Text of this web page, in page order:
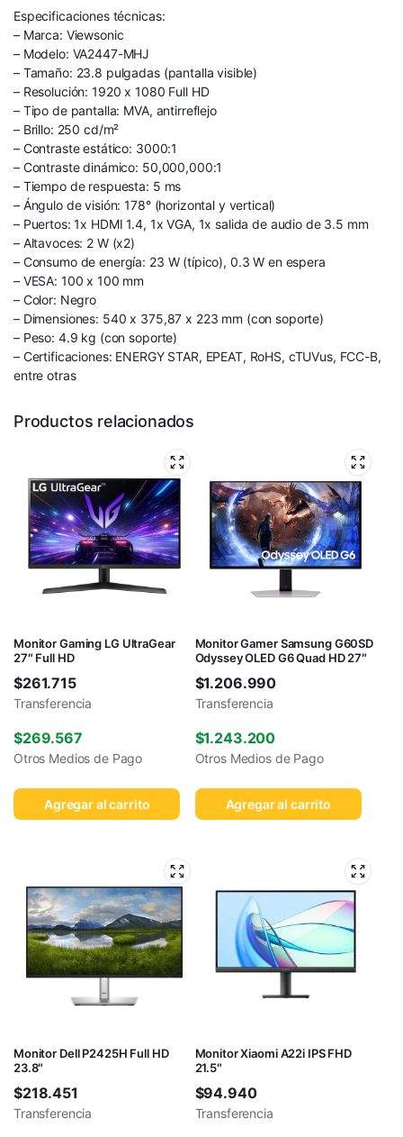
Especificaciones técnicas:
– Marca: Viewsonic
– Modelo: VA2447-MHJ
– Tamaño: 23.8 pulgadas (pantalla visible)
– Resolución: 1920 x 1080 Full HD
– Tipo de pantalla: MVA, antirreflejo
– Brillo: 250 cd/m²
– Contraste estático: 3000:1
– Contraste dinámico: 50,000,000:1
– Tiempo de respuesta: 5 ms
– Ángulo de visión: 178° (horizontal y vertical)
– Puertos: 1x HDMI 1.4, 1x VGA, 1x salida de audio de 3.5 mm
– Altavoces: 2 W (x2)
– Consumo de energía: 23 W (típico), 0.3 W en espera
– VESA: 100 x 100 mm
– Color: Negro
– Dimensiones: 540 x 375,87 x 223 mm (con soporte)
– Peso: 4.9 kg (con soporte)
– Certificaciones: ENERGY STAR, EPEAT, RoHS, cTUVus, FCC-B,
entre otras
Productos relacionados
Monitor Gaming LG UltraGear
27″ Full HD
$261.715
Transferencia
$269.567
Otros Medios de Pago
Agregar al carrito
Monitor Gamer Samsung G60SD
Odyssey OLED G6 Quad HD 27″
$1.206.990
Transferencia
$1.243.200
Otros Medios de Pago
Agregar al carrito
Monitor Dell P2425H Full HD
23.8″
$218.451
Transferencia
Monitor Xiaomi A22i IPS FHD
21.5″
$94.940
Transferencia